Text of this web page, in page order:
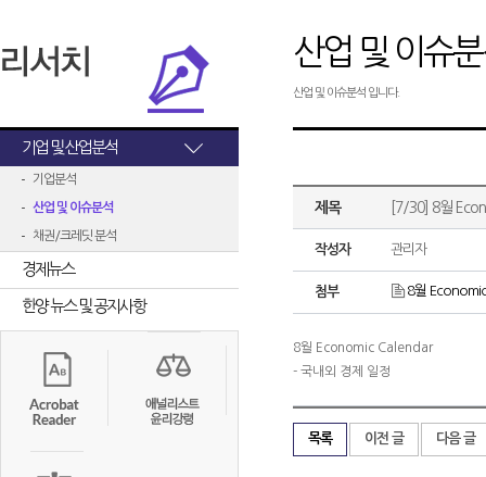
기업 및 산업분석
기업분석
산업 및 이슈분석
채권/크레딧 분석
경제뉴스
한양 뉴스 및 공지사항
산업 및 이슈
산업 및 이슈분석 입니다.
제목 [7/30] 8월
작성자 관리자
첨부 8월
8월 Economic Calendar
- 국내외 경제 일정
목록 이전 글 다음 글